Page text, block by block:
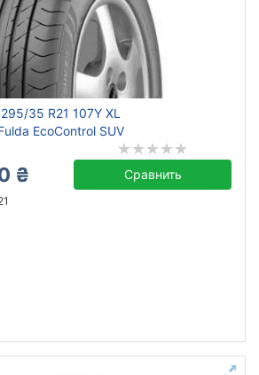
295/35 R21 107Y XL
EcoControl SUV
₴ Сравнить